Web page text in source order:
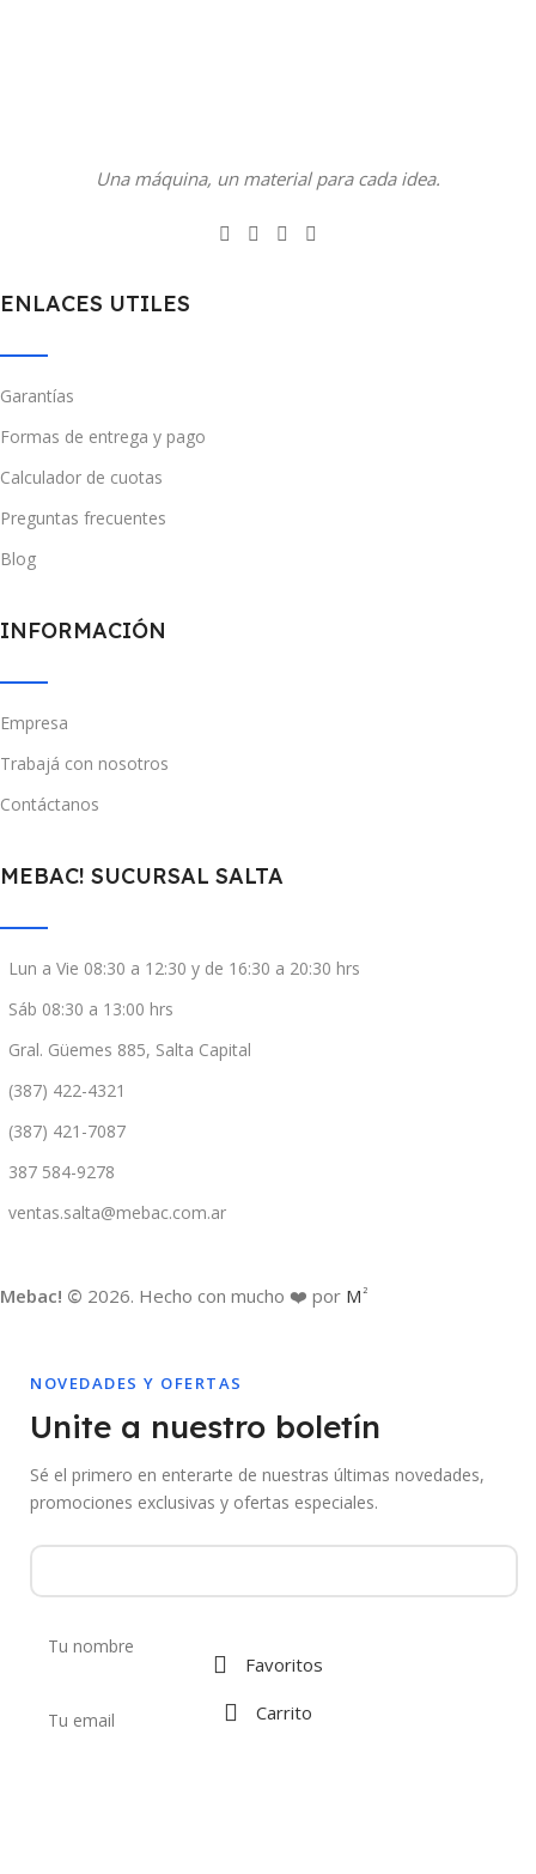
Una máquina, un material para cada idea.
ENLACES UTILES
Garantías
Formas de entrega y pago
Calculador de cuotas
Preguntas frecuentes
Blog
INFORMACIÓN
Empresa
Trabajá con nosotros
Contáctanos
MEBAC! SUCURSAL SALTA
Lun a Vie 08:30 a 12:30 y de 16:30 a 20:30 hrs
Sáb 08:30 a 13:00 hrs
Gral. Güemes 885, Salta Capital
(387) 422-4321
(387) 421-7087
387 584-9278
ventas.salta@mebac.com.ar
Mebac! © 2026. Hecho con mucho ❤️ por M 2
NOVEDADES Y OFERTAS
Unite a nuestro boletín
Sé el primero en enterarte de nuestras últimas novedades,
promociones exclusivas y ofertas especiales.
Favoritos
Carrito